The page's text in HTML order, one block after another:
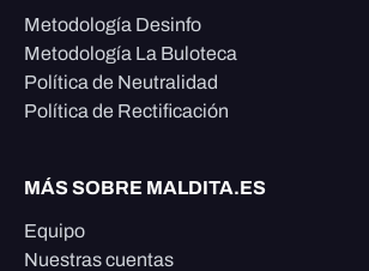
Metodología Desinfo
Metodología La Buloteca
Política de Neutralidad
Política de Rectificación
MÁS SOBRE MALDITA.ES
Equipo
Nuestras cuentas